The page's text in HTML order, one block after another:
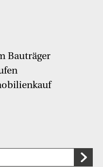
Bauträger